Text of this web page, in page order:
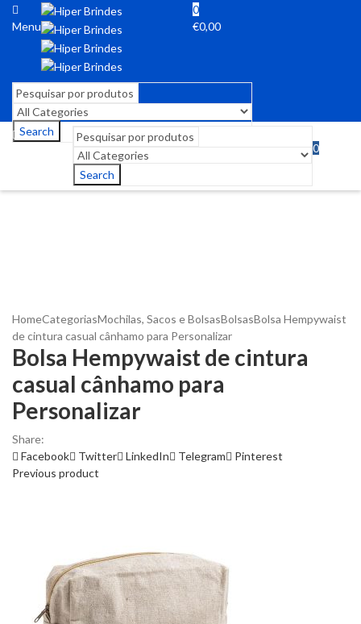
Menu
0
€0,00
Search
Search
0
HomeCategoriasMochilas, Sacos e BolsasBolsasBolsa Hempywaist
de cintura casual cânhamo para Personalizar
Bolsa Hempywaist de cintura
casual cânhamo para
Personalizar
Share:
Facebook
Twitter LinkedIn Telegram
Pinterest
Previous product